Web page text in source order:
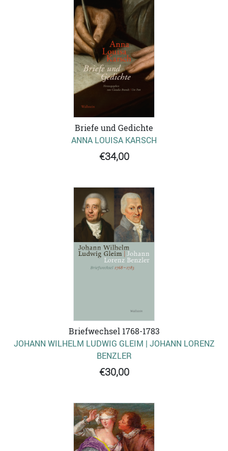
Briefe und Gedichte
ANNA LOUISA KARSCH
€34,00
Briefwechsel 1768-1783
JOHANN WILHELM LUDWIG GLEIM | JOHANN LORENZ
BENZLER
€30,00